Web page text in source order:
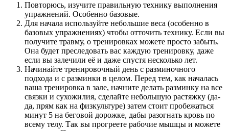
Повторюсь, изучите правильную технику выполнения
упражнений. Особенно базовые.
Для начала используйте небольшие веса (особенно в
базовых упражнениях) чтобы отточить технику. Если вы
получите травму, о тренировках можете просто забыть.
Она будет преследовать вас каждую тренировку, даже
если вы залечили её и даже спустя несколько лет.
Начинайте тренировочный день с разминочного
подхода и с разминки в целом. Перед тем, как началась
ваша тренировка в зале, начните делать разминку на все
связки и сухожилия, сделайте небольшую растяжку (да-
да, прям как на физкультуре) затем стоит пробежаться
минут 5 на беговой дорожке, дабы разогнать кровь по
всему телу. Так вы прогреете рабочие мышцы и можете